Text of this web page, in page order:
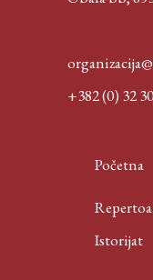
+382 (0) 32
Početna
Istorijat